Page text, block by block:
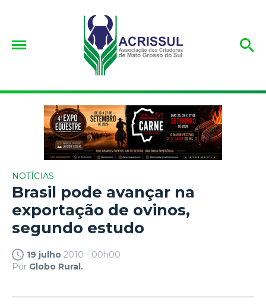
NOTÍCIAS
Brasil pode avançar na
exportação de ovinos,
segundo estudo
19 julho 2010 - 00h00
Por Globo Rural.